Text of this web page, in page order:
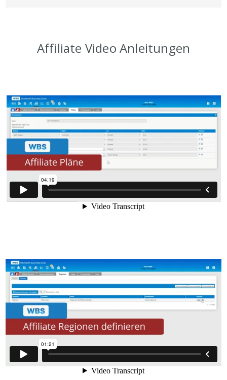
Affiliate Video Anleitungen